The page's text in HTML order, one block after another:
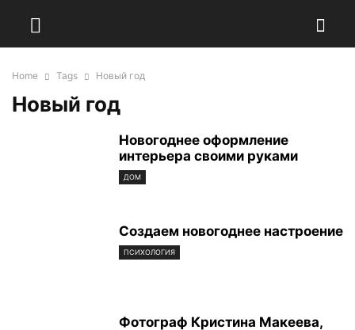
Home Tags Новый год
Новый год
Новогоднее оформление
интерьера своими руками
ДОМ
Создаем новогоднее настроение
ПСИХОЛОГИЯ
Фотограф Кристина Макеева,